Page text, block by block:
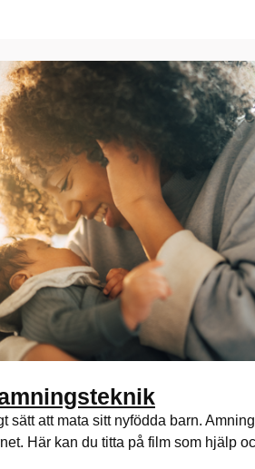
sätt att mata sitt nyfödda barn.
Här kan du titta på film som hjälp